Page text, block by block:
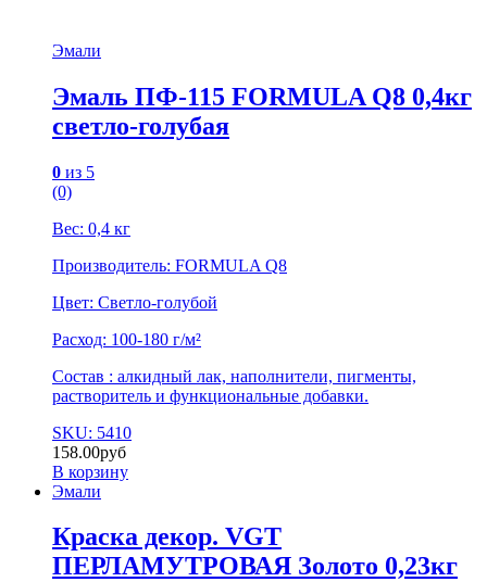
Эмали
Эмаль ПФ-115 FORMULA Q8 0,4кг
светло-голубая
0 из 5
(0)
Вес: 0,4 кг
Производитель: FORMULA Q8
Цвет: Светло-голубой
Расход: 100-180 г/м²
Состав : алкидный лак, наполнители, пигменты,
растворитель и функциональные добавки.
SKU: 5410
158.00руб
В корзину
Эмали
Краска декор. VGT
ПЕРЛАМУТРОВАЯ Золото 0,23кг